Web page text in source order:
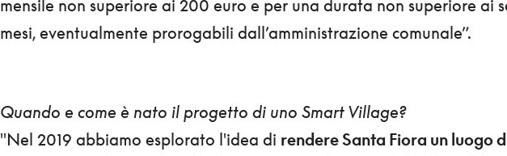
mensile non superiore ai 200 euro e per una durata non superiore ai
mesi, eventualmente prorogabili dall’amministrazione comunale”.
Quando e come è nato il progetto di uno Smart Village?
"Nel 2019 abbiamo esplorato l'idea di rendere Santa Fiora un luogo